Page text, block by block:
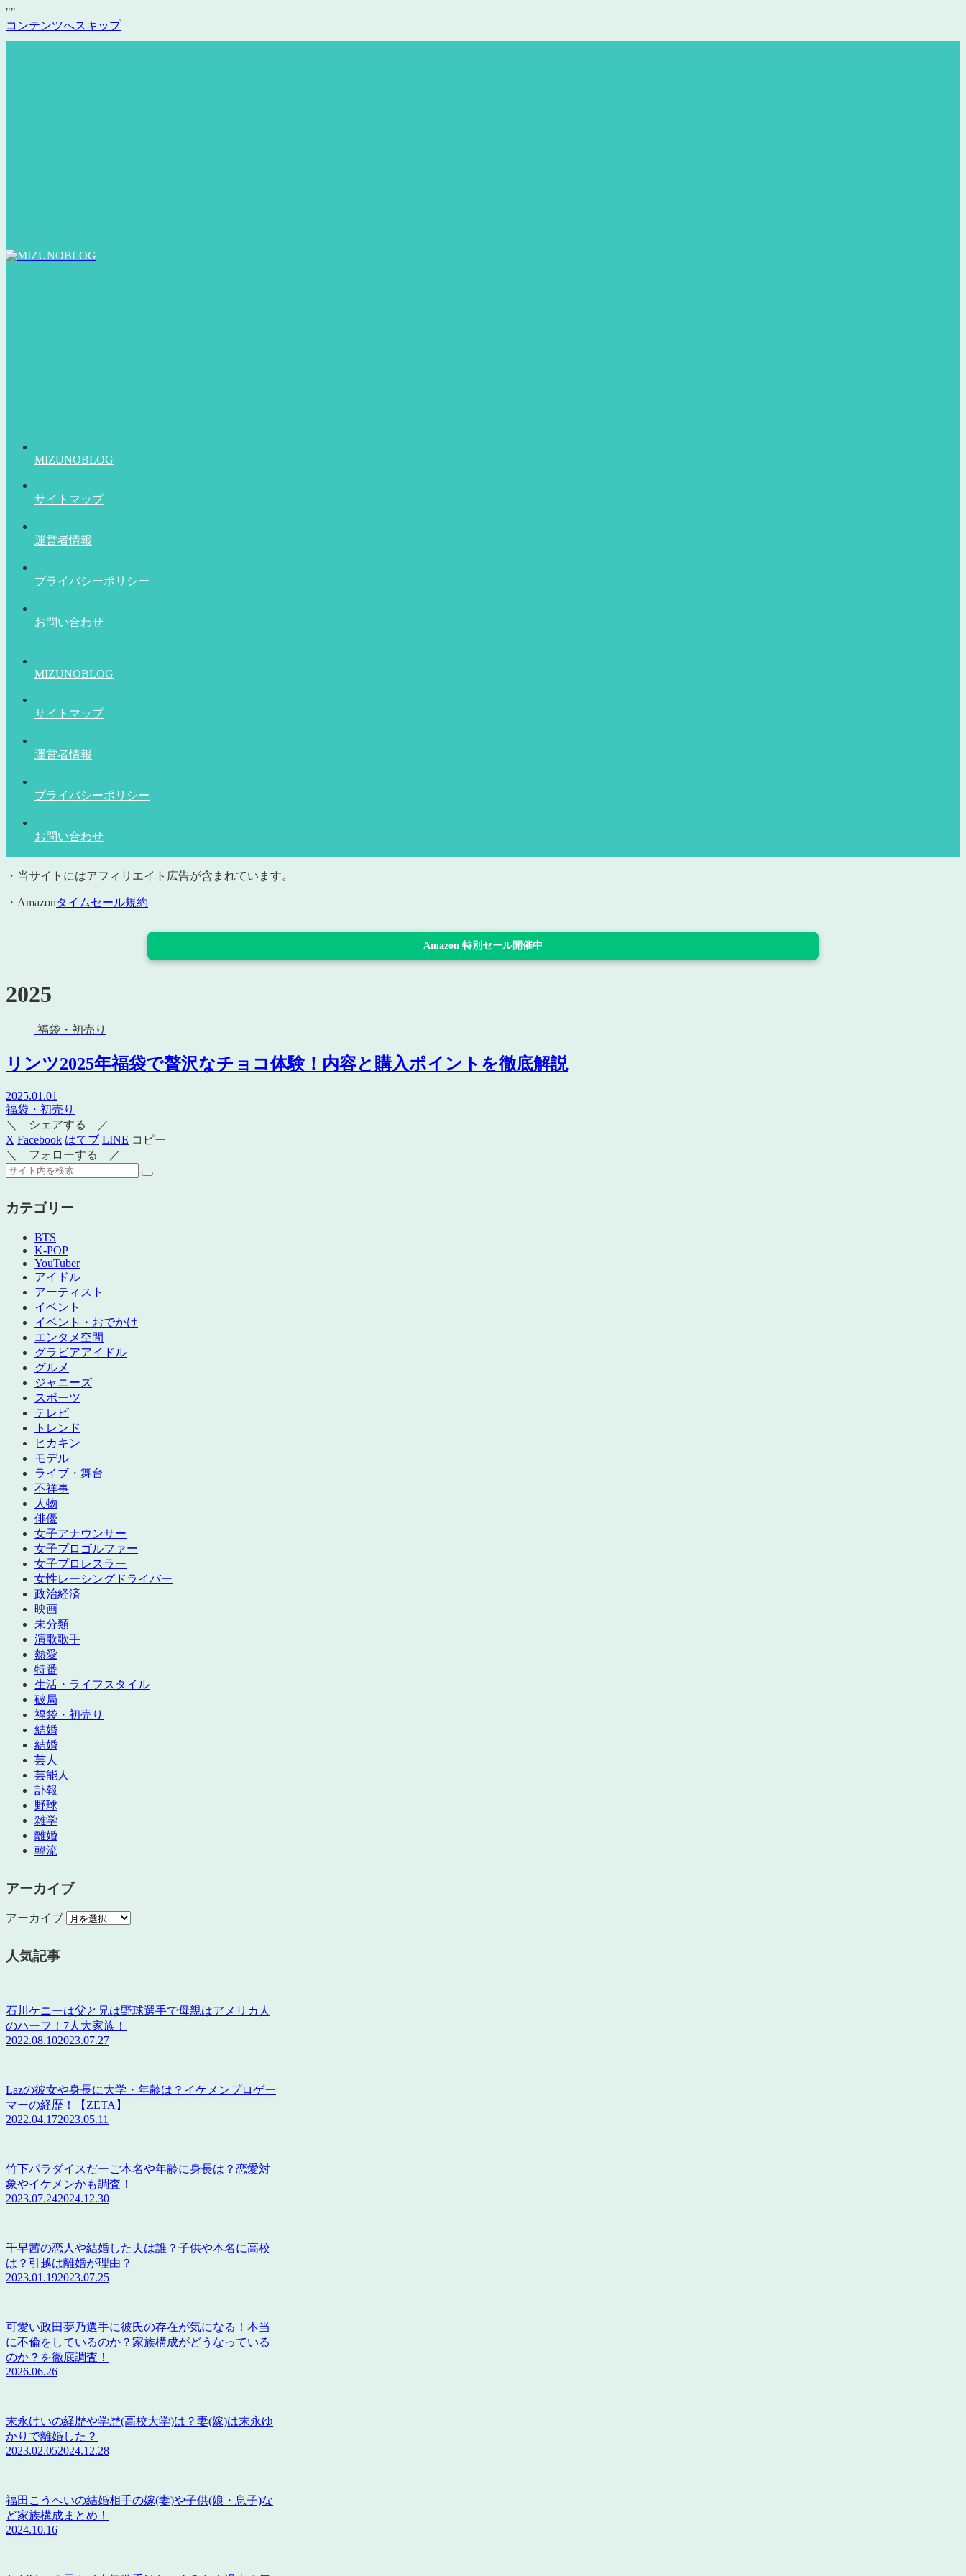
""
コンテンツへスキップ
MIZUNOBLOG
サイトマップ
運営者情報
プライバシーポリシー
お問い合わせ
MIZUNOBLOG
サイトマップ
運営者情報
プライバシーポリシー
お問い合わせ
・当サイトにはアフィリエイト広告が含まれています。
・Amazonタイムセール規約
Amazon 特別セール開催中
2025
福袋・初売り
リンツ2025年福袋で贅沢なチョコ体験！内容と購入ポイントを徹底解説
2025.01.01
福袋・初売り
＼ シェアする ／
X Facebook はてブ LINE コピー
＼ フォローする ／
カテゴリー
BTS
K-POP
YouTuber
アイドル
アーティスト
イベント
イベント・おでかけ
エンタメ空間
グラビアアイドル
グルメ
ジャニーズ
スポーツ
テレビ
トレンド
ヒカキン
モデル
ライブ・舞台
不祥事
人物
俳優
女子アナウンサー
女子プロゴルファー
女子プロレスラー
女性レーシングドライバー
政治経済
映画
未分類
演歌歌手
熱愛
特番
生活・ライフスタイル
破局
福袋・初売り
結婚
結婚
芸人
芸能人
訃報
野球
雑学
離婚
韓流
アーカイブ
アーカイブ
人気記事
石川ケニーは父と兄は野球選手で母親はアメリカ人
のハーフ！7人大家族！
2022.08.102023.07.27
Lazの彼女や身長に大学・年齢は？イケメンプロゲー
マーの経歴！【ZETA】
2022.04.172023.05.11
竹下パラダイスだーご本名や年齢に身長は？恋愛対
象やイケメンかも調査！
2023.07.242024.12.30
千早茜の恋人や結婚した夫は誰？子供や本名に高校
は？引越は離婚が理由？
2023.01.192023.07.25
可愛い政田夢乃選手に彼氏の存在が気になる！本当
に不倫をしているのか？家族構成がどうなっている
のか？を徹底調査！
2026.06.26
末永けいの経歴や学歴(高校大学)は？妻(嫁)は末永ゆ
かりで離婚した？
2023.02.052024.12.28
福田こうへいの結婚相手の嫁(妻)や子供(娘・息子)な
ど家族構成まとめ！
2024.10.16